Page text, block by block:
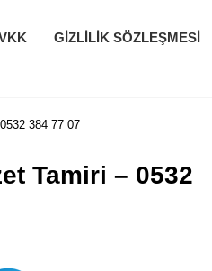
GIZLILIK SÖZLEŞMESI
384 77 07
Tamiri – 0532